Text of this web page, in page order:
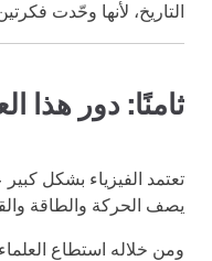
التاريخ، لأنها وحّدت
ثامنًا: دور هذا
تعتمد الفيزياء بشكل
يصف الحركة والطاقة
ومن خلاله استطاع